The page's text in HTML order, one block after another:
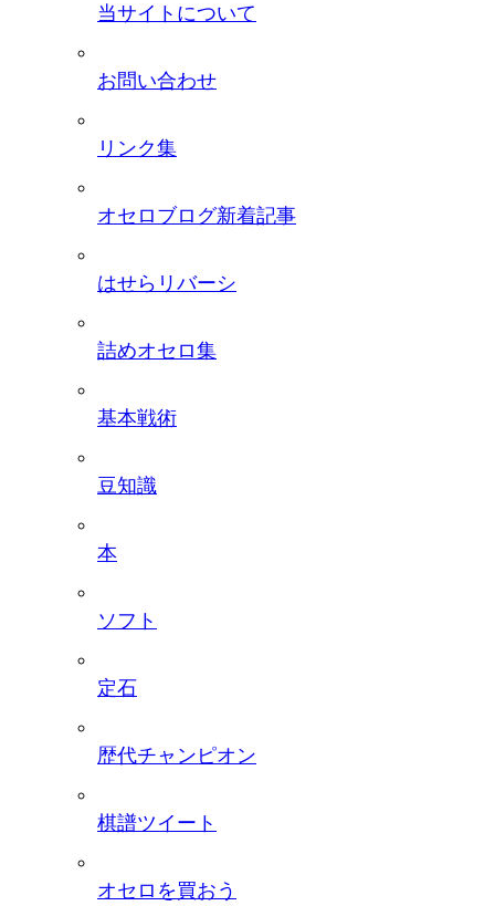
当サイトについて
お問い合わせ
リンク集
オセロブログ新着記事
はせらリバーシ
詰めオセロ集
基本戦術
豆知識
本
ソフト
定石
歴代チャンピオン
棋譜ツイート
オセロを買おう